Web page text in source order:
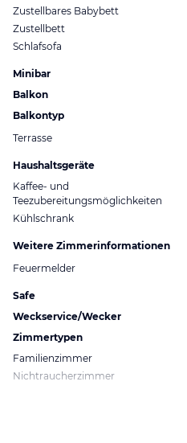
Zustellbares Babybett
Zustellbett
Schlafsofa
Minibar
Balkon
Balkontyp
Terrasse
Haushaltsgeräte
Kaffee- und
Teezubereitungsmöglichkeiten
Kühlschrank
Weitere Zimmerinformationen
Feuermelder
Safe
Weckservice/Wecker
Zimmertypen
Familienzimmer
Nichtraucherzimmer